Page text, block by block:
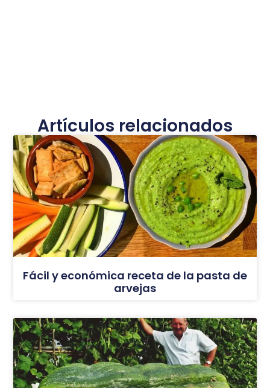
Artículos relacionados
Fácil y económica receta de la pasta de
arvejas